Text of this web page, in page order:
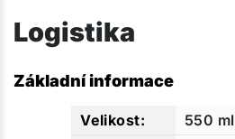
Logistika
Základní informace
550 ml